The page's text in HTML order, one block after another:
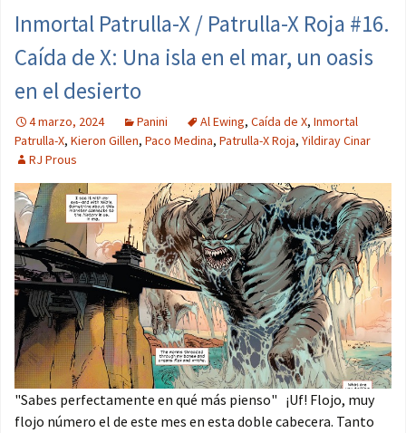
Inmortal Patrulla-X / Patrulla-X Roja #16.
Caída de X: Una isla en el mar, un oasis
en el desierto
4 marzo, 2024 Panini Al Ewing, Caída de X, Inmortal
Patrulla-X, Kieron Gillen, Paco Medina, Patrulla-X Roja, Yildiray Cinar
RJ Prous
"Sabes perfectamente en qué más pienso" ¡Uf! Flojo, muy
flojo número el de este mes en esta doble cabecera. Tanto